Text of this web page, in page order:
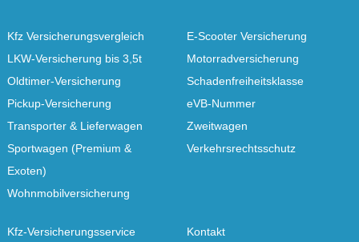
Kfz Versicherungsvergleich
LKW-Versicherung bis 3,5t
Oldtimer-Versicherung
Pickup-Versicherung
Transporter & Lieferwagen
Sportwagen (Premium &
Exoten)
Wohnmobilversicherung
E-Scooter Versicherung
Motorradversicherung
Schadenfreiheitsklasse
eVB-Nummer
Zweitwagen
Verkehrsrechtsschutz
Kfz-Versicherungsservice Kontakt